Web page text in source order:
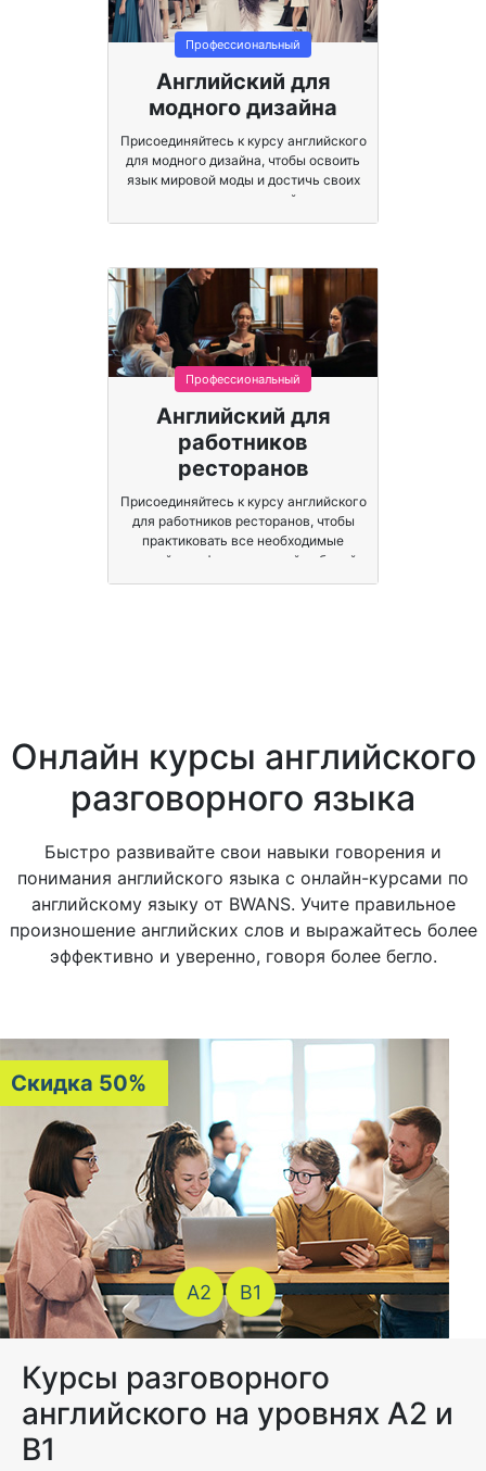
Профессиональный
Английский для
модного дизайна
Присоединяйтесь к курсу английского
для модного дизайна, чтобы освоить
язык мировой моды и достичь своих
карьерных целей.
Профессиональный
Английский для
работников
ресторанов
Присоединяйтесь к курсу английского
для работников ресторанов, чтобы
практиковать все необходимые
английские фразы в вашей рабочей
жизни.
Онлайн курсы английского
разговорного языка
Быстро развивайте свои навыки говорения и
понимания английского языка с онлайн-курсами по
английскому языку от BWANS. Учите правильное
произношение английских слов и выражайтесь более
эффективно и уверенно, говоря более бегло.
Скидка 50%
A2 B1
Курсы разговорного
английского на уровнях A2 и
B1